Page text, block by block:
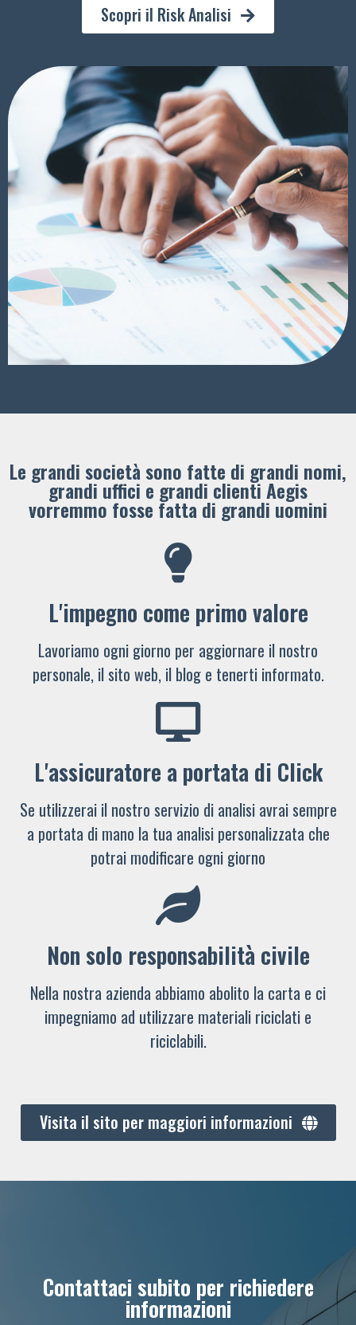
Scopri il Risk Analisi
Le grandi società sono fatte di grandi nomi,
grandi uffici e grandi clienti ​Aegis
vorremmo fosse fatta di grandi uomini
L'impegno come primo valore
Lavoriamo ogni giorno per aggiornare il nostro
personale, il sito web, il blog e tenerti informato.
L'assicuratore a portata di Click
Se utilizzerai il nostro servizio di analisi avrai sempre
a portata di mano la tua analisi personalizzata che
potrai modificare ogni giorno
Non solo responsabilità civile
Nella nostra azienda abbiamo abolito la carta e ci
impegniamo ad utilizzare materiali riciclati e
riciclabili.
Visita il sito per maggiori informazioni
Contattaci subito per richiedere
informazioni